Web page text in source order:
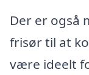
Der er også
frisør til at
være ideelt